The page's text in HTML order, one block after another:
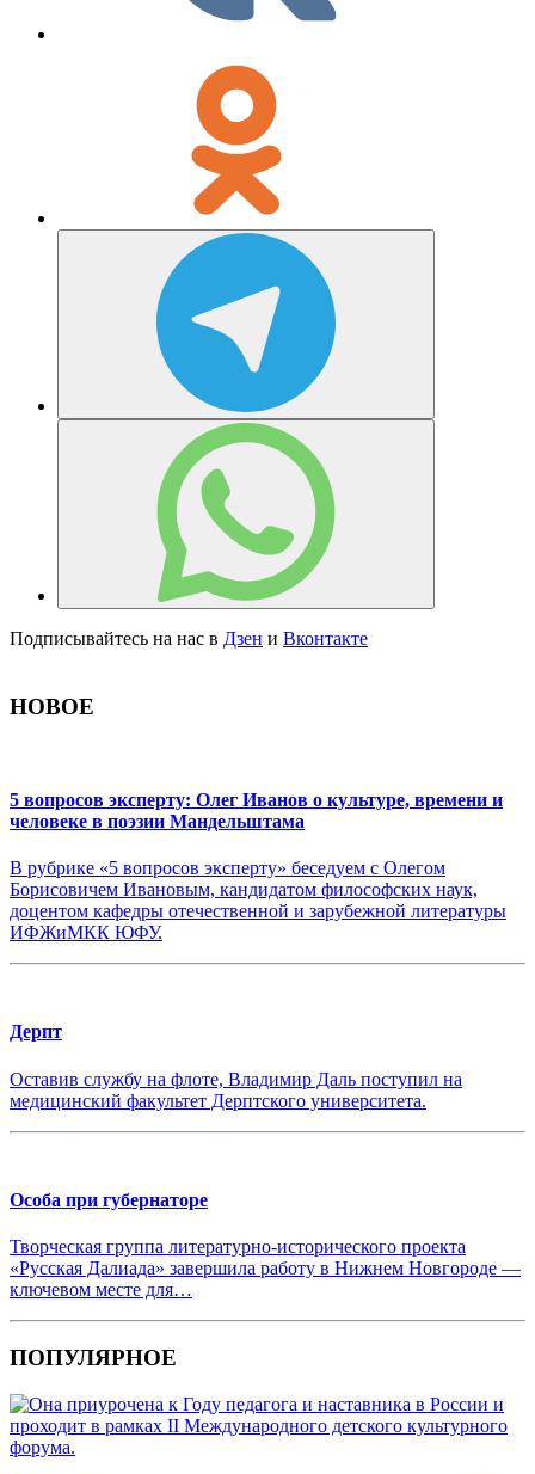
Подписывайтесь на нас в Дзен и Вконтакте
НОВОЕ
5 вопросов эксперту: Олег Иванов о культуре, времени и
человеке в поэзии Мандельштама
В рубрике «5 вопросов эксперту» беседуем с Олегом
Борисовичем Ивановым, кандидатом философских наук,
доцентом кафедры отечественной и зарубежной литературы
ИФЖиМКК ЮФУ.
Дерпт
Оставив службу на флоте, Владимир Даль поступил на
медицинский факультет Дерптского университета.
Особа при губернаторе
Творческая группа литературно-исторического проекта
«Русская Далиада» завершила работу в Нижнем Новгороде —
ключевом месте для…
ПОПУЛЯРНОЕ